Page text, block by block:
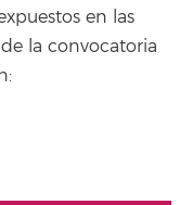
en las
la convocatoria